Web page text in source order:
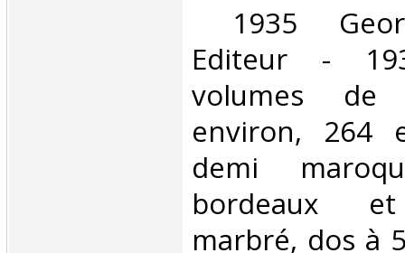
1935
Editeur -
volumes de
environ, 264
demi
bordeaux
marbré, dos à